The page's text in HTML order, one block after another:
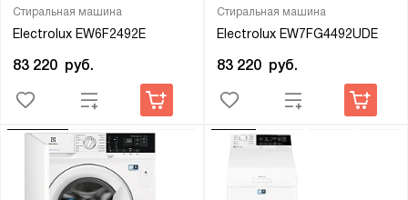
Стиральная машина
Electrolux EW6F2492E
83 220 руб.
Стиральная машина
Electrolux EW7FG4492UDE
83 220 руб.